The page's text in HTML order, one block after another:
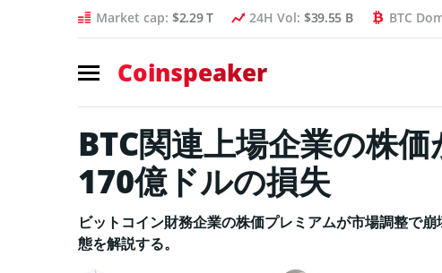
Market cap: $2.29 T 24H Vol: $39.55 B BTC
Coinspeaker
BTC関連上場企業の株
170億ドルの損失
ビットコイン財務企業の株価プレミアムが市場調整で
態を解説する。